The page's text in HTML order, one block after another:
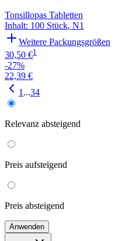
Tonsillopas Tabletten
Inhalt: 100 Stück, N1
Weitere Packungsgrößen
30,50 €1
-27%
22,39 €
1 ...34
Relevanz absteigend
Preis aufsteigend
Preis absteigend
Anwenden